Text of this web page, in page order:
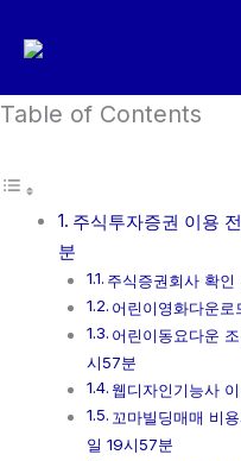
로
너
Table of Contents
주식투자증권 이용
분
주식증권회사 확
어린이영화다운
어린이동요다운
시57분
웹디자인기능사
꼬마빌딩매매 비
일 19시57분